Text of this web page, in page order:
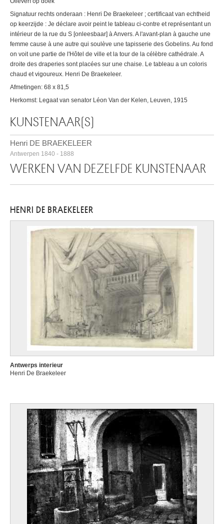
Signatuur rechts onderaan : Henri De Braekeleer ; certificaat van echtheid
op keerzijde : Je déclare avoir peint le tableau ci-contre et représentant un
intérieur de la rue du S [onleesbaar] à Anvers. A l'avant-plan à gauche une
femme cause à une autre qui soulève une tapisserie des Gobelins. Au fond
on voit une partie de l'Hôtel de ville et la tour de la célèbre cathédrale. A
droite des draperies sont placées sur une chaise. Le tableau a un coloris
chaud et vigoureux. Henri De Braekeleer.
Afmetingen: 68 x 81,5
Herkomst: Legaat van senator Léon Van der Kelen, Leuven, 1915
KUNSTENAAR(S)
Henri DE BRAEKELEER
Antwerpen 1840 - 1888
WERKEN VAN DEZELFDE KUNSTENAAR
HENRI DE BRAEKELEER
Antwerps interieur
Henri De Braekeleer